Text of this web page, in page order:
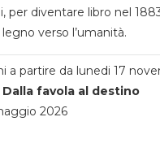
per diventare libro nel
legno verso l’umanità.
a partire da lunedi 17
favola al destino
2026